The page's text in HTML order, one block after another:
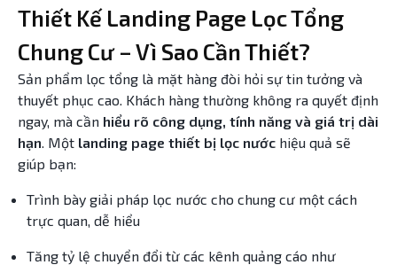
Thiết Kế Landing Page Lọc Tổng
Chung Cư – Vì Sao Cần Thiết?
Sản phẩm lọc tổng là mặt hàng đòi hỏi sự tin tưởng và
thuyết phục cao. Khách hàng thường không ra quyết định
ngay, mà cần hiểu rõ công dụng, tính năng và giá trị dài
hạn. Một landing page thiết bị lọc nước hiệu quả sẽ
giúp bạn:
Trình bày giải pháp lọc nước cho chung cư một cách
trực quan, dễ hiểu
Tăng tỷ lệ chuyển đổi từ các kênh quảng cáo như